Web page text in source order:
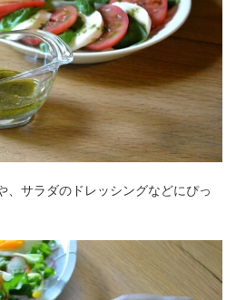
、サラダのドレッシングなどにぴっ